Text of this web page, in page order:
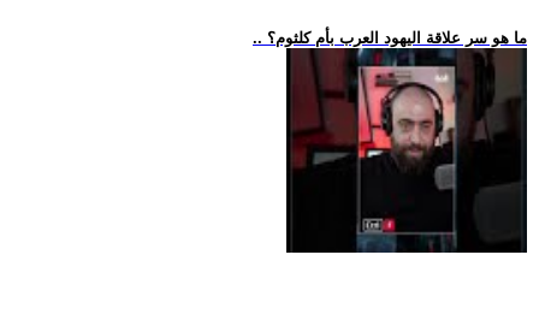
.. ما هو سر علاقة اليهود العرب بأم كلثوم؟